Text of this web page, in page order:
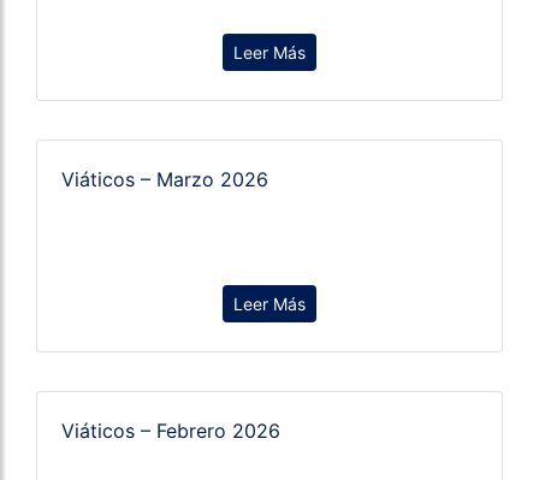
Leer Más
Viáticos – Marzo 2026
Leer Más
Viáticos – Febrero 2026